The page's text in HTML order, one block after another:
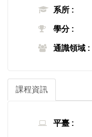
系所 :
學分 :
通識領域 :
課程資訊
平臺 :